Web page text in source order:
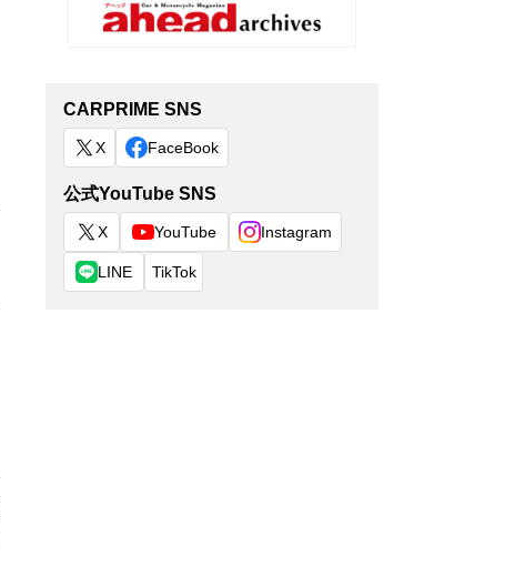
CARPRIME SNS
X FaceBook
公式YouTube SNS
X YouTube Instagram
LINE TikTok